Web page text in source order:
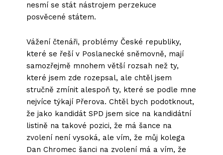
nesmí se stát nástrojem perzekuce
posvěcené státem.
Vážení čtenáři, problémy České republiky,
které se řeší v Poslanecké sněmovně, mají
samozřejmě mnohem větší rozsah než ty,
které jsem zde rozepsal, ale chtěl jsem
stručně zmínit alespoň ty, které se podle mne
nejvíce týkají Přerova. Chtěl bych podotknout,
že jako kandidát SPD jsem sice na kandidátní
listině na takové pozici, že má šance na
zvolení není vysoká, ale vím, že můj kolega
Dan Chromec šanci na zvolení má a vím, že